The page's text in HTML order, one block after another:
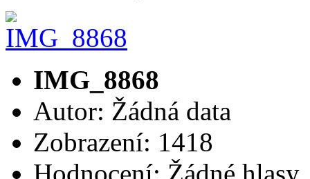
IMG_8868
Autor: Žádná data
Zobrazení: 1418
Hodnocení: Žádné hlasy